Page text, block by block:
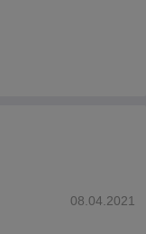
08.04.2021